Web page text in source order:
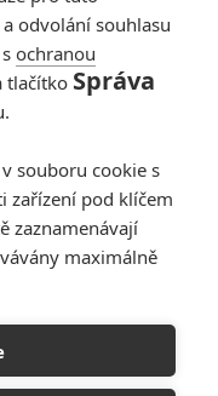
výjimečná Gerta
hnus českých dějin
odvolání souhlasu
ochranou
tlačítko Správa
souboru cookie s
zařízení pod klíčem
zaznamenávají
maximálně